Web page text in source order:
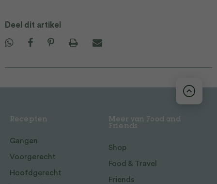
Deel dit artikel
Recepten
Gangen
Voorgerecht
Hoofdgerecht
Meer van Food and
Friends
Shop
Food & Travel
Friends